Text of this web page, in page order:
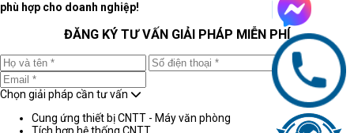
NVMe M.2
Màn hình: 16.1Inch QHD IPS 165Hz FreeSync
VGA: NVIDIA GeForce RTX 3070 8GB GDDR6
Pin: 6Cell 83WHrs
OS Windows 10 Home 64
Bảo hành: 12 tháng
phù hợp cho doanh nghiệp!
ĐĂNG KÝ TƯ VẤN GIẢI PHÁP MIỄN PHÍ
Chọn giải pháp cần tư vấn
Cung ứng thiết bị CNTT - Máy văn phòng